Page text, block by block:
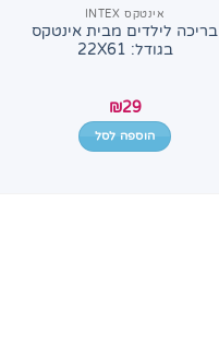
אינטקס INTEX
בריכה לילדים מבית אינטקס
בגודל: 22X61
₪29
הוספה לסל